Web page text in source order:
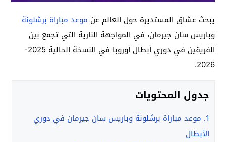
يبحث عشاق المستديرة حول العالم عن موعد مباراة برشلونة
وباريس سان جيرمان، في المواجهة النارية التي تجمع بين
الفريقين في دوري أبطال أوروبا في النسخة الحالية 2025-
2026.
جدول المحتويات
1. موعد مباراة برشلونة وباريس سان جيرمان في دوري
الأبطال